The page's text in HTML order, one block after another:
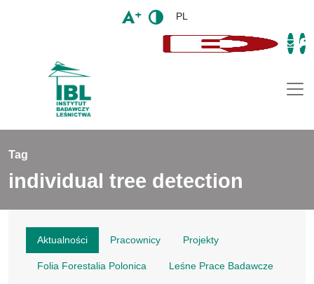
PL
Tag
individual tree detection
Aktualności Pracownicy Projekty
Folia Forestalia Polonica Leśne Prace Badawcze